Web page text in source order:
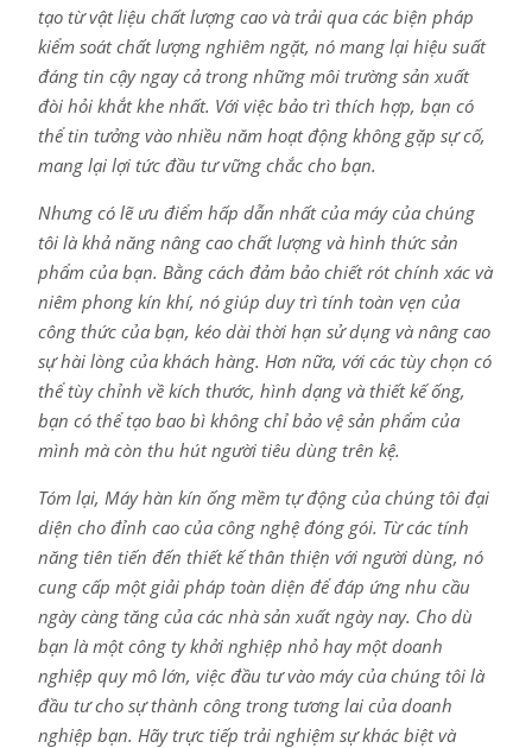
tạo từ vật liệu chất lượng cao và trải qua các biện pháp
kiểm soát chất lượng nghiêm ngặt, nó mang lại hiệu suất
đáng tin cậy ngay cả trong những môi trường sản xuất
đòi hỏi khắt khe nhất. Với việc bảo trì thích hợp, bạn có
thể tin tưởng vào nhiều năm hoạt động không gặp sự cố,
mang lại lợi tức đầu tư vững chắc cho bạn.
Nhưng có lẽ ưu điểm hấp dẫn nhất của máy của chúng
tôi là khả năng nâng cao chất lượng và hình thức sản
phẩm của bạn. Bằng cách đảm bảo chiết rót chính xác và
niêm phong kín khí, nó giúp duy trì tính toàn vẹn của
công thức của bạn, kéo dài thời hạn sử dụng và nâng cao
sự hài lòng của khách hàng. Hơn nữa, với các tùy chọn có
thể tùy chỉnh về kích thước, hình dạng và thiết kế ống,
bạn có thể tạo bao bì không chỉ bảo vệ sản phẩm của
mình mà còn thu hút người tiêu dùng trên kệ.
Tóm lại, Máy hàn kín ống mềm tự động của chúng tôi đại
diện cho đỉnh cao của công nghệ đóng gói. Từ các tính
năng tiên tiến đến thiết kế thân thiện với người dùng, nó
cung cấp một giải pháp toàn diện để đáp ứng nhu cầu
ngày càng tăng của các nhà sản xuất ngày nay. Cho dù
bạn là một công ty khởi nghiệp nhỏ hay một doanh
nghiệp quy mô lớn, việc đầu tư vào máy của chúng tôi là
đầu tư cho sự thành công trong tương lai của doanh
nghiệp bạn. Hãy trực tiếp trải nghiệm sự khác biệt và